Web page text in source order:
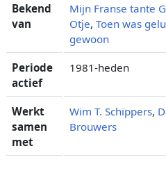
Bekend
van
Mijn Franse tante
Otje, Toen was
gewoon
Periode
actief
1981-heden
Werkt
samen
met
Wim T. Schippers,
Brouwers